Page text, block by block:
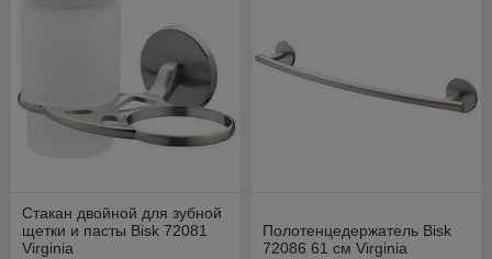
Стакан двойной для зубной
щетки и пасты Bisk 72081
Virginia
Полотенцедержатель Bisk
72086 61 см Virginia